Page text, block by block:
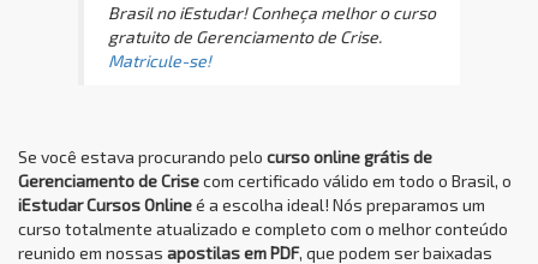
Brasil no iEstudar! Conheça melhor o curso
gratuito de Gerenciamento de Crise.
Matricule-se!
Se você estava procurando pelo curso online grátis de
Gerenciamento de Crisecom certificado válido em todo o Brasil, o
iEstudar Cursos Onlineé a escolha ideal! Nós preparamos um
curso totalmente atualizado e completo com o melhor conteúdo
reunido em nossas apostilas em PDF, que podem ser baixadas